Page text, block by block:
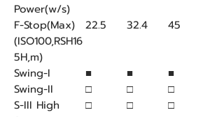
Power(w/s)
F-Stop(Max)
(ISO100,RSH16
5H,m)
22.5 32.4 45
Swing-I ■ ■
■
Swing-II
□ □
□
S-III High
□ □ □